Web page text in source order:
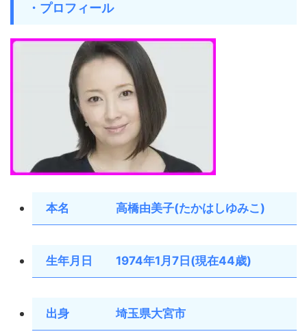
・プロフィール
本名 高橋由美子(たかはしゆみこ)
生年月日 1974年1月7日(現在44歳)
出身 埼玉県大宮市